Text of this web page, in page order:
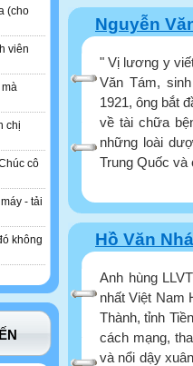
(cho
viên
chị
cô
- tải
không
Nguyễn
" Vị lương y
Văn Tám,
1921, ông bắt
về tài chữa
những loài
Trung Quốc
Hồ Văn
Anh hùng
nhất Việt Nam
Thành, tỉnh
cách mạng,
và nổi dậy